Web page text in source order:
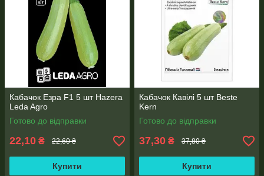
Кабачок Езра F1 5 шт Hazera
Leda Agro
Готово до відправки
22,10 ₴ 22,60 ₴
Купити
Кабачок Кавілі 5 шт Beste
Kern
Готово до відправки
37,30 ₴ 37,80 ₴
Купити